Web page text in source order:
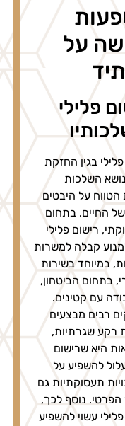
על
בגין החזקת
על היבטים
בתחום
פלילי
קבלה למשרות
בשירות
הביטחון,
קטינים.
מבצעים
שגרתיות,
שרישום
על
גם
נוסף לכך,
עשוי להשפיע